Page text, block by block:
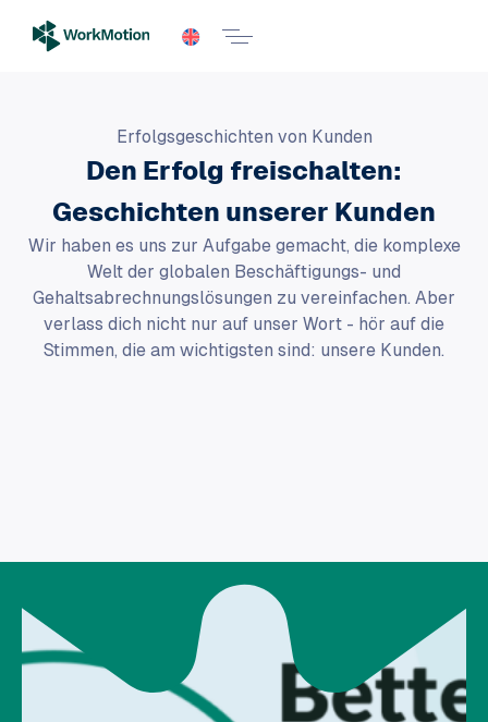
Erfolgsgeschichten von Kunden
Den Erfolg freischalten:
Geschichten unserer Kunden
Wir haben es uns zur Aufgabe gemacht, die komplexe
Welt der globalen Beschäftigungs- und
Gehaltsabrechnungslösungen zu vereinfachen. Aber
verlass dich nicht nur auf unser Wort - hör auf die
Stimmen, die am wichtigsten sind: unsere Kunden.